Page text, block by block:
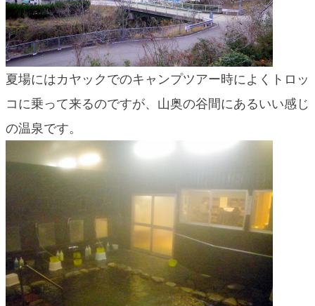
夏場にはカヤックでのキャンプツアー時によくトロッ
コに乗って来るのですが、山奥の谷間にあるいい感じ
の温泉です。